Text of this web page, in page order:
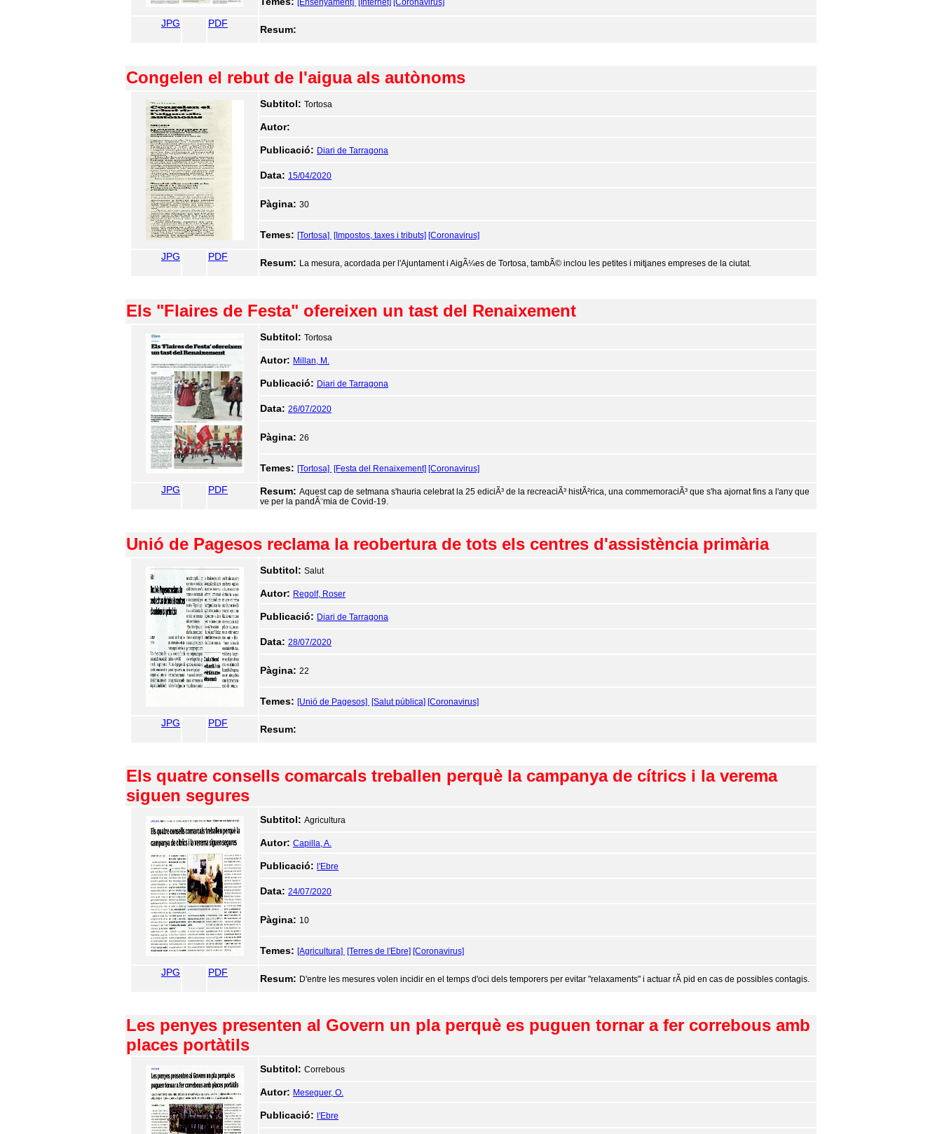
[Ensenyament] [Internet] [Coronavirus]
JPG PDF
Resum:
Congelen el rebut de l'aigua als autònoms
Subtitol: Tortosa
Autor:
Publicació: Diari de Tarragona
Data: 15/04/2020
Pàgina: 30
Temes: [Tortosa] [Impostos, taxes i tributs] [Coronavirus]
JPG PDF
Resum: La mesura, acordada per l'Ajuntament i AigÃ¼es de Tortosa, tambÃ© inclou les petites i mitjanes empreses de la ciutat.
Els "Flaires de Festa" ofereixen un tast del Renaixement
Subtitol: Tortosa
Autor: Millan, M.
Publicació: Diari de Tarragona
Data: 26/07/2020
Pàgina: 26
Temes: [Tortosa] [Festa del Renaixement] [Coronavirus]
JPG PDF Resum: Aquest cap de setmana s'hauria celebrat la 25 ediciÃ³ de la recreaciÃ³ histÃ²rica, una commemoraciÃ³ que s'ha ajornat fins a l'any que
ve per la pandÃ¨mia de Covid-19.
Unió de Pagesos reclama la reobertura de tots els centres d'assistència primària
Subtitol: Salut
Autor: Regolf, Roser
Publicació: Diari de Tarragona
Data: 28/07/2020
Pàgina: 22
Temes: [Unió de Pagesos] [Salut pública] [Coronavirus]
JPG PDF
Resum:
Els quatre consells comarcals treballen perquè la campanya de cítrics i la verema
siguen segures
Subtitol: Agricultura
Autor: Capilla, A.
Publicació: l'Ebre
Data: 24/07/2020
Pàgina: 10
Temes: [Agricultura] [Terres de l'Ebre] [Coronavirus]
JPG PDF
Resum: D'entre les mesures volen incidir en el temps d'oci dels temporers per evitar "relaxaments" i actuar rÃ pid en cas de possibles contagis.
Les penyes presenten al Govern un pla perquè es puguen tornar a fer correbous amb
places portàtils
Subtitol: Correbous
Autor: Meseguer, O.
Publicació: l'Ebre